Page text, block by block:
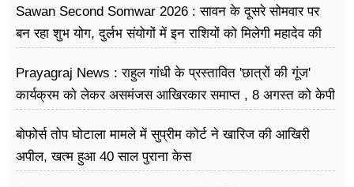
Sawan Second Somwar 2026 : सावन के दूसरे सोमवार पर
बन रहा शुभ योग, दुर्लभ संयोगों में इन राशियों को मिलेगी महादेव की
Prayagraj News : राहुल गांधी के प्रस्तावित 'छात्रों की गूंज'
कार्यक्रम को लेकर असमंजस आखिरकार समाप्त , 8 अगस्त को केपी
बोफोर्स तोप घोटाला मामले में सुप्रीम कोर्ट ने खारिज की आखिरी
अपील, खत्म हुआ 40 साल पुराना केस